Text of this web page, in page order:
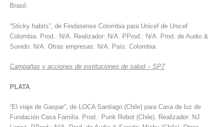
Brasil.
“Sticky habits”, de Findasense Colombia para Unicef de Unicef
Colombia. Prod.: N/A. Realizador: N/A. PProd.: N/A. Prod. de Audio &
Sonido: N/A. Otras empresas: N/A. País: Colombia.
Campañas y acciones de instituciones de salud – SP7
PLATA
“El viaje de Gaspar”, de LOCA Santiago (Chile) para Casa de luz de
Fundación Casa Familia. Prod.: Punk Robot (Chile). Realizador: NJ